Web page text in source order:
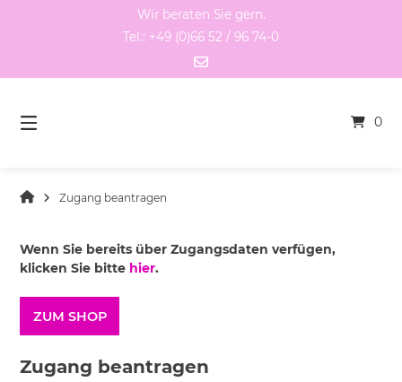
Wir beraten Sie gern.
Tel.: +49 (0)66 52 / 96 74-0
0
Zugang beantragen
Wenn Sie bereits über Zugangsdaten verfügen,
klicken Sie bitte hier.
ZUM SHOP
Zugang beantragen